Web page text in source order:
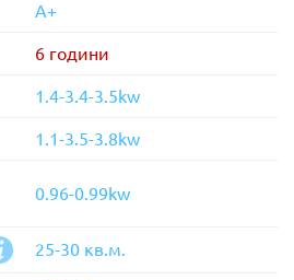
А+
6 години
1.4-3.4-3.5kw
1.1-3.5-3.8kw
0.96-0.99kw
25-30 кв.м.